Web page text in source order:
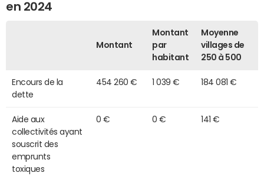
en 2024
Montant
Montant
par
habitant
Moyenne
villages de
250 à 500
Encours de la
dette
454 260 € 1 039 € 184 081 €
Aide aux
collectivités ayant
souscrit des
emprunts
toxiques
0 € 0 € 141 €